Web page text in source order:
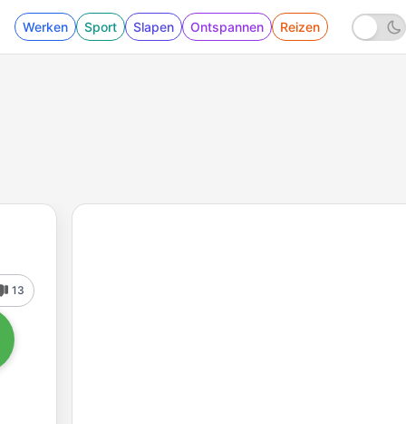
Werken Sport Slapen Ontspannen Reizen
13